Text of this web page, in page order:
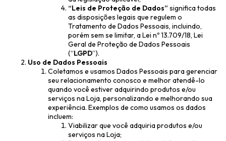
“Leis de Proteção de Dados” significa todas
as disposições legais que regulem o
Tratamento de Dados Pessoais, incluindo,
porém sem se limitar, a Lei nº 13.709/18, Lei
Geral de Proteção de Dados Pessoais
(“LGPD”).
Uso de Dados Pessoais
Coletamos e usamos Dados Pessoais para gerenciar
seu relacionamento conosco e melhor atendê-lo
quando você estiver adquirindo produtos e/ou
serviços na Loja, personalizando e melhorando sua
experiência. Exemplos de como usamos os dados
incluem:
Viabilizar que você adquiria produtos e/ou
serviços na Loja;